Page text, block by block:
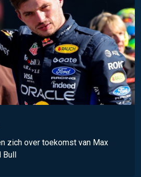
zich over toekomst van Max
Bull